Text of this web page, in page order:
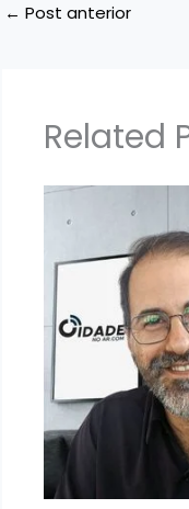
← Post anterior
Related